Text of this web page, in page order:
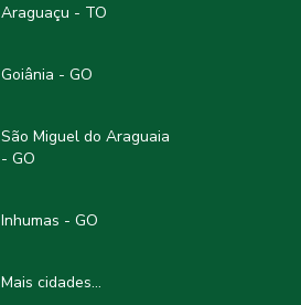
Araguaçu - TO
Goiânia - GO
São Miguel do Araguaia
- GO
Inhumas - GO
Mais cidades...